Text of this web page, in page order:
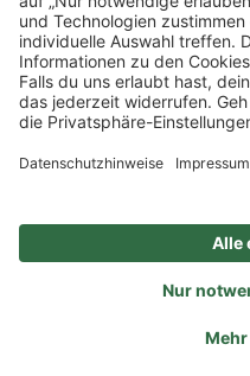
Impressum Datenschutz
FAQ
Veranstaltungen
Sitemap